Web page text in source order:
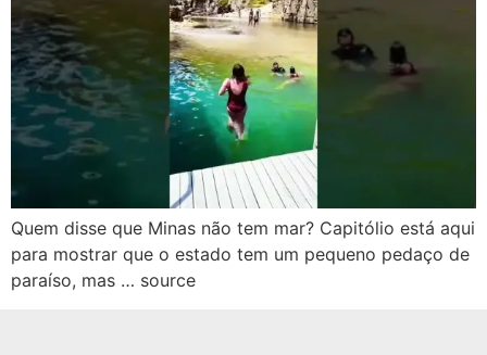
Quem disse que Minas não tem mar? Capitólio está aqui
para mostrar que o estado tem um pequeno pedaço de
paraíso, mas … source